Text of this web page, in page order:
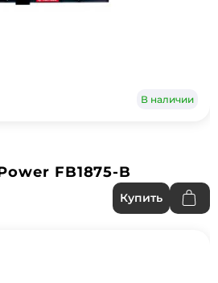
В наличии
FB1875-B
Купить